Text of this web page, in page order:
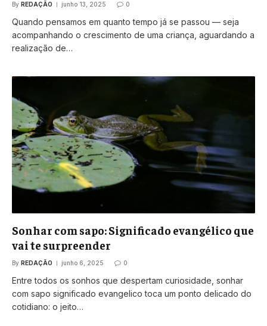
By REDAÇÃO junho 13, 2025 0
Quando pensamos em quanto tempo já se passou — seja
acompanhando o crescimento de uma criança, aguardando a
realização de…
Sonhar com sapo: Significado evangélico que
vai te surpreender
By REDAÇÃO junho 6, 2025 0
Entre todos os sonhos que despertam curiosidade, sonhar
com sapo significado evangelico toca um ponto delicado do
cotidiano: o jeito…